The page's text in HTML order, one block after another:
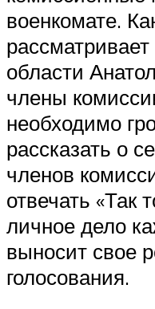
военкомате.
области
члены
необходимо
рассказать о
членов
отвечать «Так
личное дело
выносит свое
голосования.